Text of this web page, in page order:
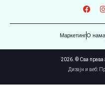
МаркетингО нама
2026. © Сва
Дизајн и веб: